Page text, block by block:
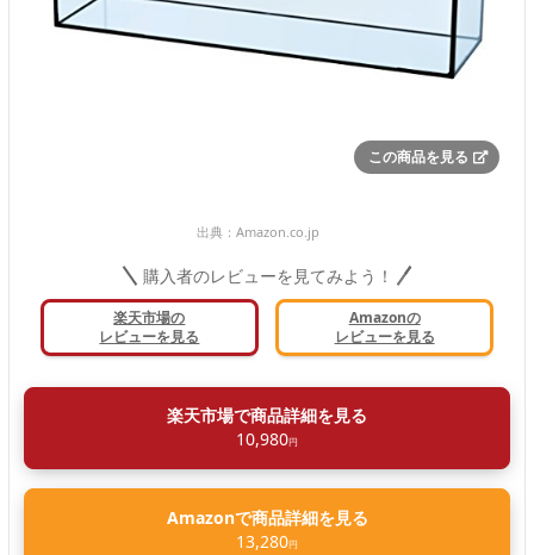
この商品を見る
出典： Amazon.co.jp
購入者のレビューを見てみよう！
楽天市場の
レビューを見る
Amazonの
レビューを見る
楽天市場で商品詳細を見る
10,980円
Amazonで商品詳細を見る
13,280円